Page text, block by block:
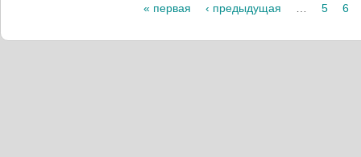
« первая ‹ предыдущая 5 6